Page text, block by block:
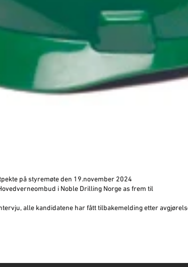
på styremøte den 19.november 2024
i Noble Drilling Norge as frem til
alle kandidatene har fått tilbakemelding etter